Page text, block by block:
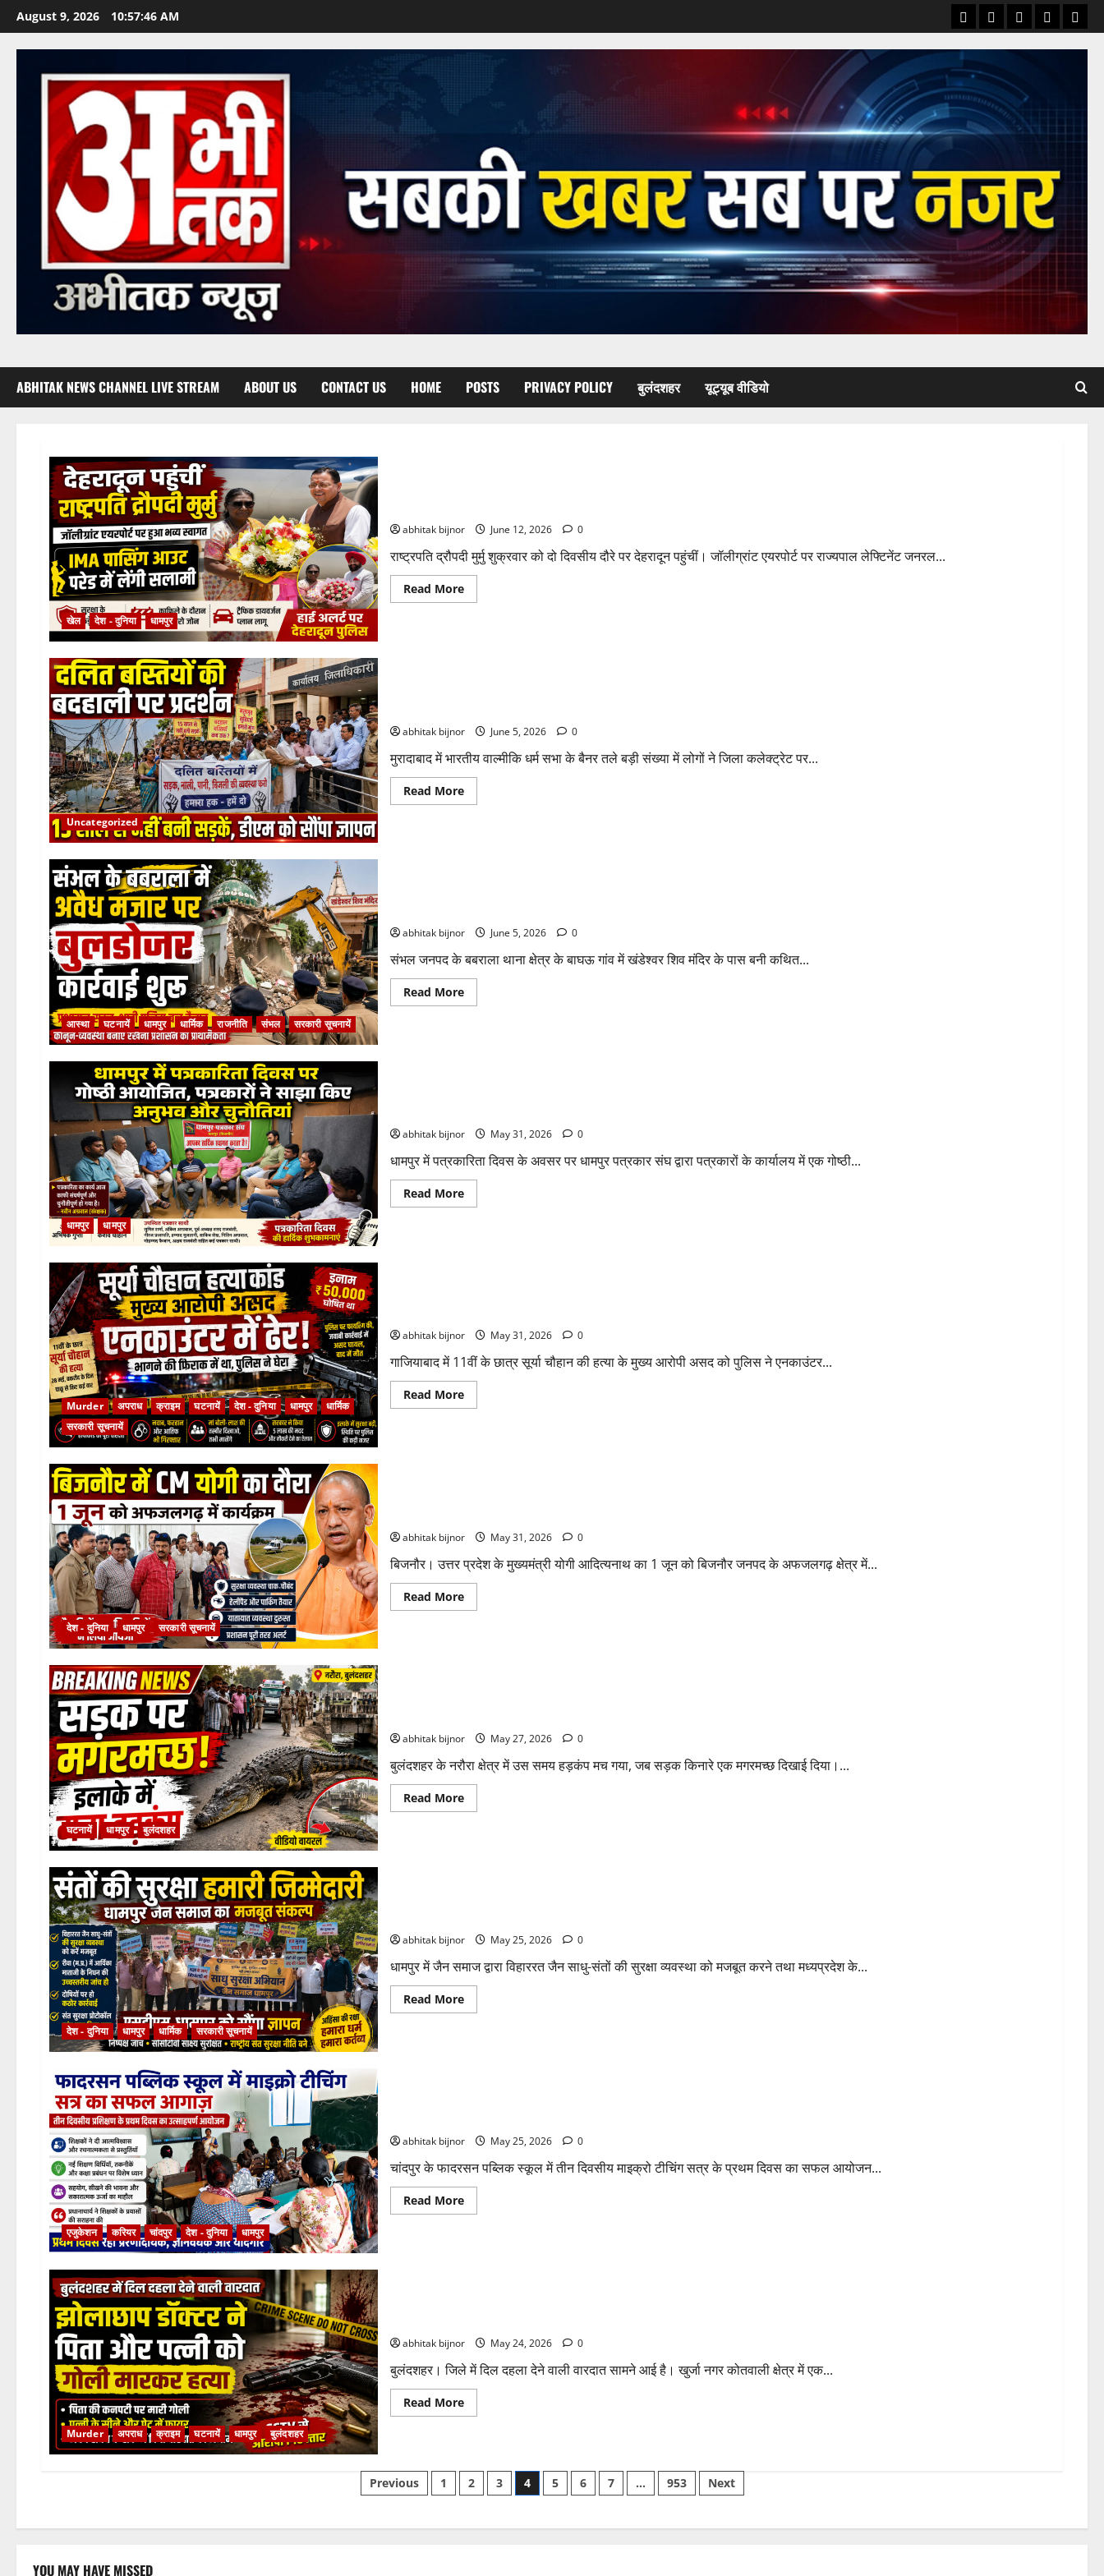
August 9, 2026 10:57:48 AM
ABHITAK NEWS CHANNEL LIVE STREAM ABOUT US CONTACT US HOME POSTS PRIVACY POLICY बुलंदशहर यूट्यूब वीडियो
खेल देश - दुनिया धामपुर
abhitak bijnor June 12, 2026 0
राष्ट्रपति द्रौपदी मुर्मु शुक्रवार को दो दिवसीय दौरे पर देहरादून पहुंचीं। जॉलीग्रांट एयरपोर्ट पर राज्यपाल लेफ्टिनेंट जनरल...
Read More
Uncategorized
abhitak bijnor June 5, 2026 0
मुरादाबाद में भारतीय वाल्मीकि धर्म सभा के बैनर तले बड़ी संख्या में लोगों ने जिला कलेक्ट्रेट पर...
Read More
आस्था घटनायें धामपुर धार्मिक राजनीति संभल सरकारी सूचनायें
abhitak bijnor June 5, 2026 0
संभल जनपद के बबराला थाना क्षेत्र के बाघऊ गांव में खंडेश्वर शिव मंदिर के पास बनी कथित...
Read More
धामपुर धामपुर
abhitak bijnor May 31, 2026 0
धामपुर में पत्रकारिता दिवस के अवसर पर धामपुर पत्रकार संघ द्वारा पत्रकारों के कार्यालय में एक गोष्ठी...
Read More
Murder अपराध क्राइम घटनायें देश - दुनिया धामपुर
धार्मिक
सरकारी सूचनायें
abhitak bijnor May 31, 2026 0
गाजियाबाद में 11वीं के छात्र सूर्या चौहान की हत्या के मुख्य आरोपी असद को पुलिस ने एनकाउंटर...
Read More
देश - दुनिया धामपुर सरकारी सूचनायें
abhitak bijnor May 31, 2026 0
बिजनौर। उत्तर प्रदेश के मुख्यमंत्री योगी आदित्यनाथ का 1 जून को बिजनौर जनपद के अफजलगढ़ क्षेत्र में...
Read More
घटनायें धामपुर बुलंदशहर
abhitak bijnor May 27, 2026 0
बुलंदशहर के नरौरा क्षेत्र में उस समय हड़कंप मच गया, जब सड़क किनारे एक मगरमच्छ दिखाई दिया।...
Read More
देश - दुनिया धामपुर धार्मिक सरकारी सूचनायें
abhitak bijnor May 25, 2026 0
धामपुर में जैन समाज द्वारा विहाररत जैन साधु-संतों की सुरक्षा व्यवस्था को मजबूत करने तथा मध्यप्रदेश के...
Read More
एजुकेशन करियर चांदपुर देश - दुनिया धामपुर
abhitak bijnor May 25, 2026 0
चांदपुर के फादरसन पब्लिक स्कूल में तीन दिवसीय माइक्रो टीचिंग सत्र के प्रथम दिवस का सफल आयोजन...
Read More
Murder अपराध क्राइम घटनायें धामपुर बुलंदशहर
abhitak bijnor May 24, 2026 0
बुलंदशहर। जिले में दिल दहला देने वाली वारदात सामने आई है। खुर्जा नगर कोतवाली क्षेत्र में एक...
Read More
Previous 1 2 3 4 5 6 7 … 953 Next
YOU MAY HAVE MISSED